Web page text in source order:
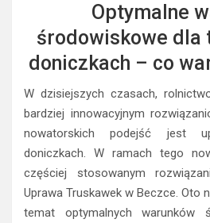
Optymalne
środowiskowe dla
doniczkach – co
W dzisiejszych czasach,
bardziej innowacyjnym
nowatorskich podejść jest
doniczkach. W ramach tego
częściej stosowanym
Uprawa Truskawek w Beczce. Oto
temat optymalnych warunków